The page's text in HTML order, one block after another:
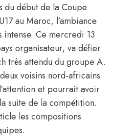
du début de la Coupe
au Maroc, l’ambiance
Ce mercredi 13
organisateur, va défier
très attendu du groupe A.
voisins nord-africains
et pourrait avoir
suite de la compétition.
les compositions